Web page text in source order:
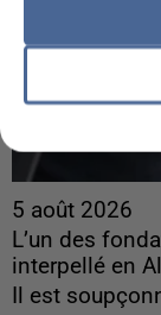
5 août 2026
L’un des
interpellé en
Il est